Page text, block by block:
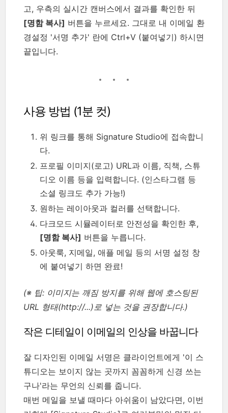
고, 우측의 실시간 캔버스에서 결과를 확인한 뒤
[명함 복사] 버튼을 누르세요. 그대로 내 이메일 환
경설정 '서명 추가' 란에 Ctrl+V (붙여넣기) 하시면
끝입니다.
사용 방법 (1분 컷)
위 링크를 통해 Signature Studio에 접속합니
다.
프로필 이미지(로고) URL과 이름, 직책, 스튜
디오 이름 등을 입력합니다. (인스타그램 등
소셜 링크도 추가 가능!)
원하는 레이아웃과 컬러를 선택합니다.
다크모드 시뮬레이터로 안전성을 확인한 후,
[명함 복사] 버튼을 누릅니다.
아웃룩, 지메일, 애플 메일 등의 서명 설정 창
에 붙여넣기 하면 완료!
(※ 팁: 이미지는 깨짐 방지를 위해 웹에 호스팅된
URL 형태(http://...)로 넣는 것을 권장합니다.)
작은 디테일이 이메일의 인상을 바꿉니다
잘 디자인된 이메일 서명은 클라이언트에게 '이 스
튜디오는 보이지 않는 곳까지 꼼꼼하게 신경 쓰는
구나'라는 무언의 신뢰를 줍니다.
매번 메일을 보낼 때마다 아쉬움이 남았다면, 이번